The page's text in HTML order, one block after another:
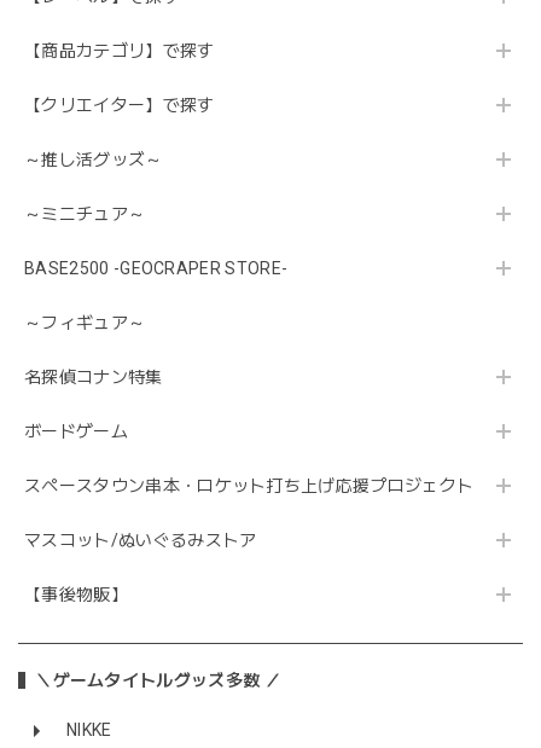
【商品カテゴリ】で探す
【クリエイター】で探す
～推し活グッズ～
～ミニチュア～
BASE2500 -GEOCRAPER STORE-
～フィギュア～
名探偵コナン特集
ボードゲーム
スペースタウン串本・ロケット打ち上げ応援プロジェクト
マスコット/ぬいぐるみストア
【事後物販】
＼ゲームタイトルグッズ多数 ／
NIKKE